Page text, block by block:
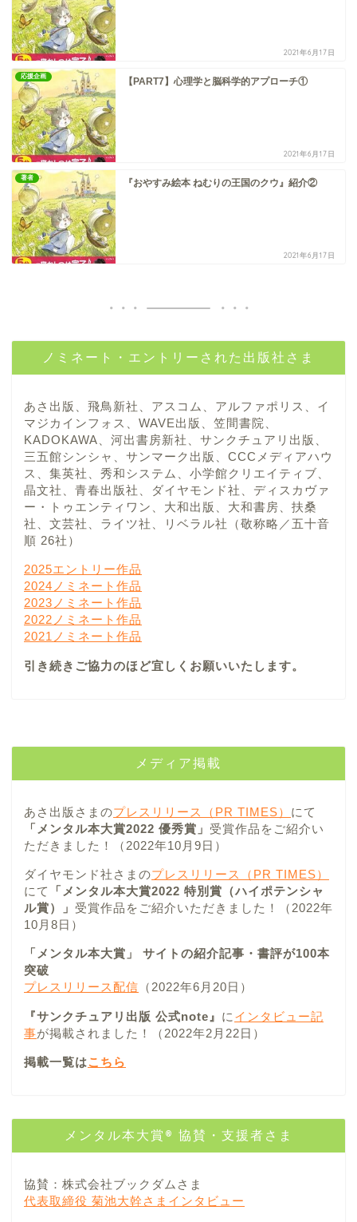
2021年6月17日
応援企画 【PART7】心理学と脳科学的アプローチ①
2021年6月17日
著者 『おやすみ絵本 ねむりの王国のクウ』紹介②
2021年6月17日
ノミネート・エントリーされた出版社さま
あさ出版、飛鳥新社、アスコム、アルファポリス、イ
マジカインフォス、WAVE出版、笠間書院、
KADOKAWA、河出書房新社、サンクチュアリ出版、
三五館シンシャ、サンマーク出版、CCCメディアハウ
ス、集英社、秀和システム、小学館クリエイティブ、
晶文社、青春出版社、ダイヤモンド社、ディスカヴァ
ー・トゥエンティワン、大和出版、大和書房、扶桑
社、文芸社、ライツ社、リベラル社（敬称略／五十音
順 26社）
2025エントリー作品
2024ノミネート作品
2023ノミネート作品
2022ノミネート作品
2021ノミネート作品
引き続きご協力のほど宜しくお願いいたします。
メディア掲載
あさ出版さまのプレスリリース（PR TIMES） にて
「メンタル本大賞2022 優秀賞」 受賞作品をご紹介い
ただきました！（2022年10月9日）
ダイヤモンド社さまのプレスリリース（PR TIMES）
にて
「メンタル本大賞2022 特別賞（ハイポテンシャ
ル賞）」 受賞作品をご紹介いただきました！（2022年
10月8日）
「メンタル本大賞」 サイトの紹介記事・書評が100本
突破
プレスリリース配信 （2022年6月20日）
『サンクチュアリ出版 公式note』 に インタビュー記
事が掲載されました！（2022年2月22日）
掲載一覧はこちら
メンタル本大賞® 協賛・支援者さま
協賛：株式会社ブックダムさま
代表取締役 菊池大幹さまインタビュー